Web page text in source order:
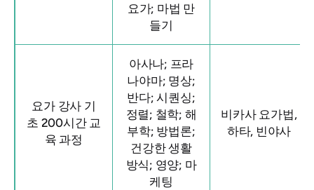
요가; 마법 만
들기
요가 강사 기
초 200시간 교
육 과정
아사나; 프라
나야마; 명상;
반다; 시퀀싱;
정렬; 철학; 해
부학; 방법론;
건강한 생활
방식; 영양; 마
케팅
비카사 요가법,
하타, 빈야사